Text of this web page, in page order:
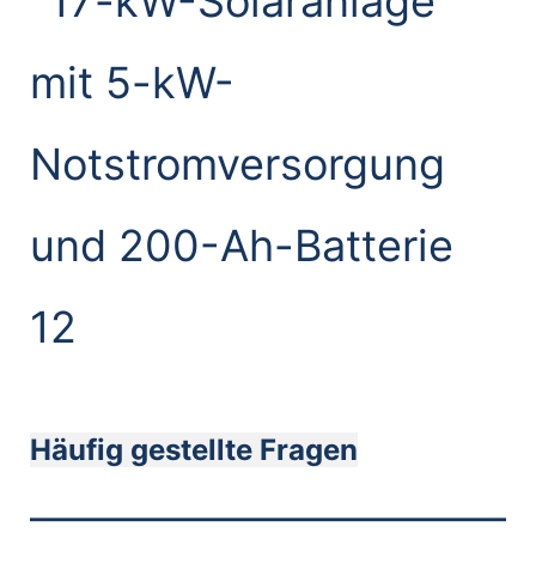
Häufig gestellte Fragen